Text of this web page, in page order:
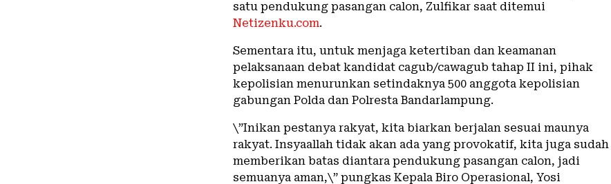
satu pendukung pasangan calon, Zulfikar saat ditemui
Netizenku.com.
Sementara itu, untuk menjaga ketertiban dan keamanan
pelaksanaan debat kandidat cagub/cawagub tahap II ini, pihak
kepolisian menurunkan setindaknya 500 anggota kepolisian
gabungan Polda dan Polresta Bandarlampung.
\”Inikan pestanya rakyat, kita biarkan berjalan sesuai maunya
rakyat. Insyaallah tidak akan ada yang provokatif, kita juga sudah
memberikan batas diantara pendukung pasangan calon, jadi
semuanya aman,\” pungkas Kepala Biro Operasional, Yosi